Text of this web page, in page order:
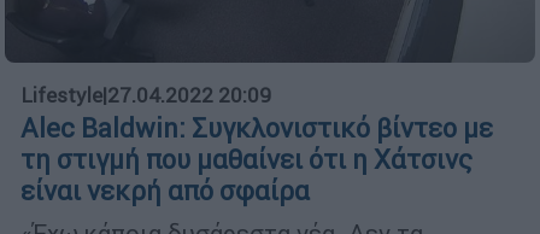
Lifestyle|27.04.2022 20:09
Alec Baldwin: Συγκλονιστικό βίντεο με
τη στιγμή που μαθαίνει ότι η Χάτσινς
είναι νεκρή από σφαίρα